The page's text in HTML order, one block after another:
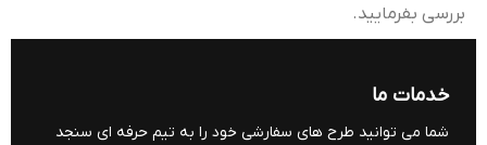
بررسی بفرمایید.
خدمات ما
شما می توانید طرح های سفارشی خود را به تیم حرفه ای سنجد